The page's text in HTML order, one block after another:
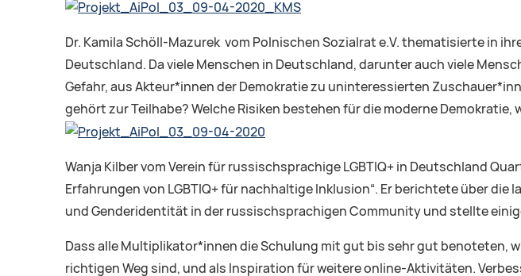
Dr. Kamila Schöll-Mazurek vom Polnischen Sozialrat e.V. thematisierte in
Deutschland. Da viele Menschen in Deutschland, darunter auch viele
Gefahr, aus Akteur*innen der Demokratie zu uninteressierten
gehört zur Teilhabe? Welche Risiken bestehen für die moderne
Wanja Kilber vom Verein für russischsprachige LGBTIQ+ in Deutschland
Erfahrungen von LGBTIQ+ für nachhaltige Inklusion“. Er berichtete über
und Genderidentität in der russischsprachigen Community und stellte
Dass alle Multiplikator*innen die Schulung mit gut bis sehr gut benoteten,
richtigen Weg sind, und als Inspiration für weitere online-Aktivitäten.